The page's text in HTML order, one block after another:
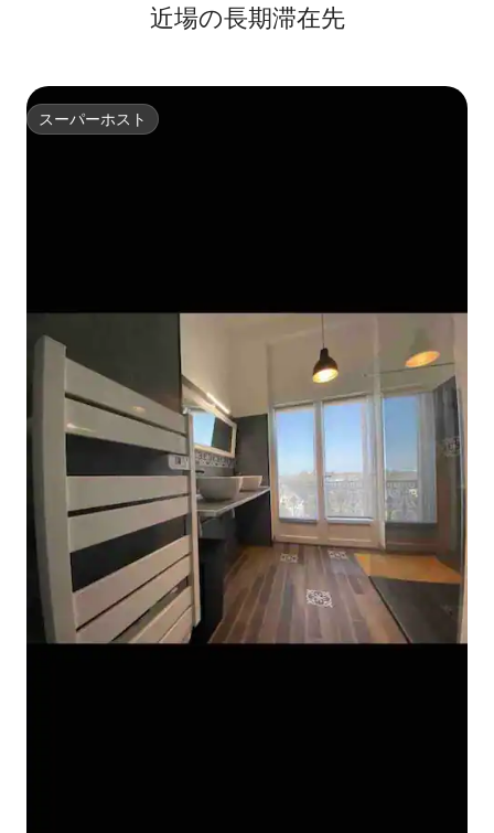
近場の長期滞在先
スーパーホスト
スーパーホスト